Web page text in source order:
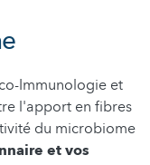
Immunologie et
l'apport en fibres
du microbiome
et vos